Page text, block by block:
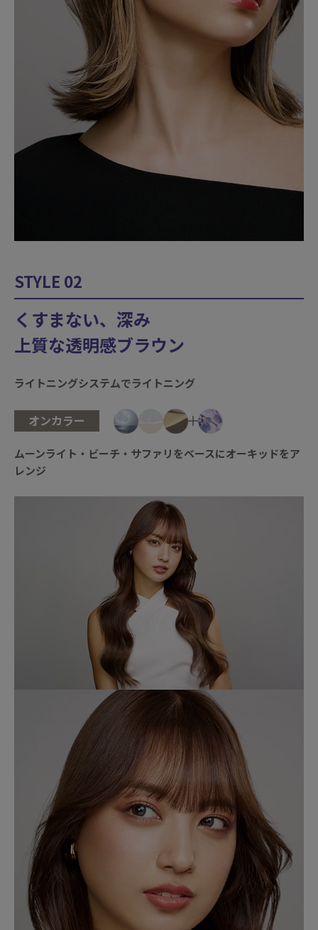
STYLE 02
くすまない、深み
上質な透明感ブラウン
ライトニングシステムでライトニング
オンカラー
ムーンライト・ビーチ・サファリをベースにオーキッドをア
レンジ